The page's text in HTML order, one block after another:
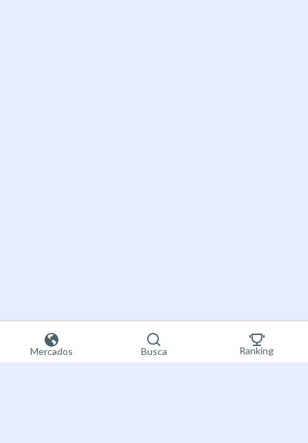
Mercados Busca Ranking